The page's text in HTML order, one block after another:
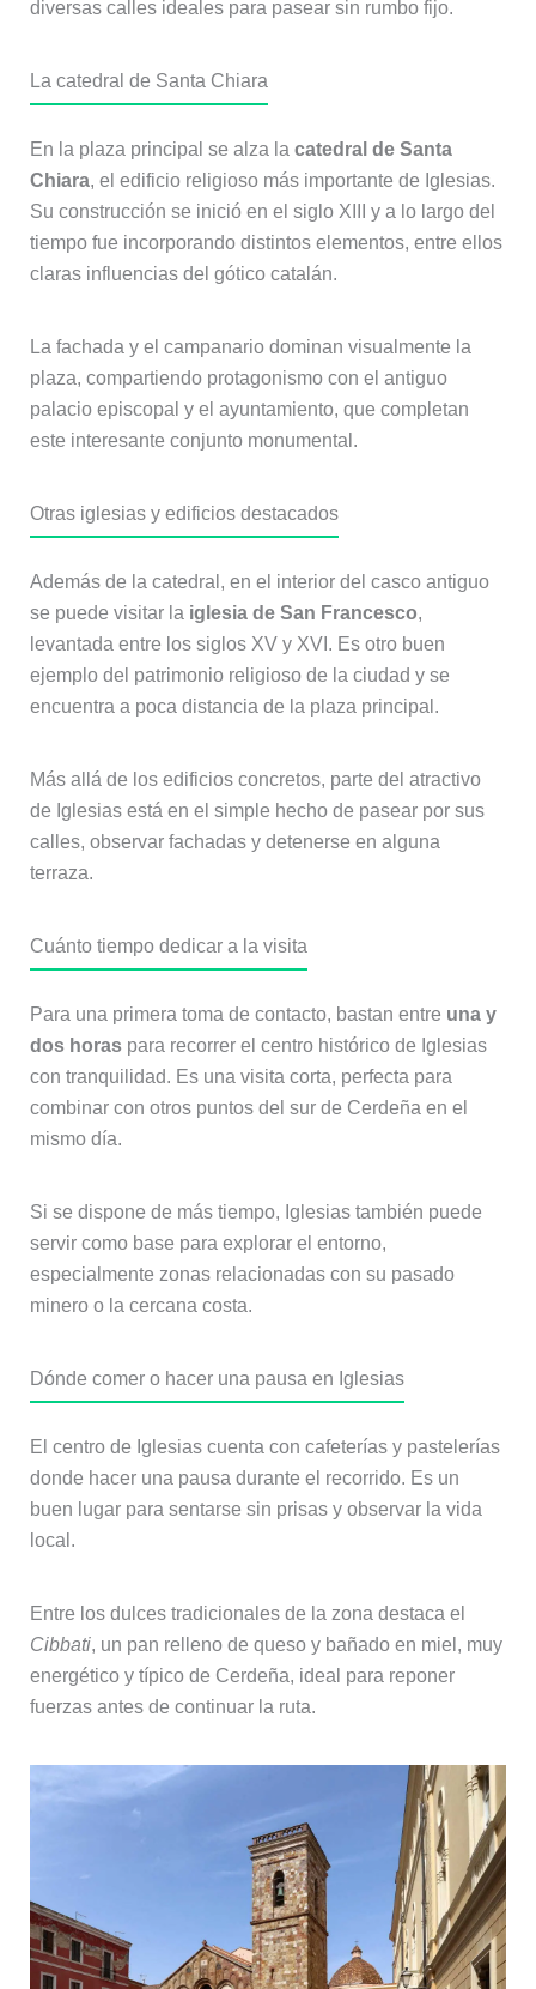
diversas calles ideales para pasear sin rumbo fijo.
La catedral de Santa Chiara
En la plaza principal se alza la catedral de Santa
Chiara, el edificio religioso más importante de Iglesias.
Su construcción se inició en el siglo XIII y a lo largo del
tiempo fue incorporando distintos elementos, entre ellos
claras influencias del gótico catalán.
La fachada y el campanario dominan visualmente la
plaza, compartiendo protagonismo con el antiguo
palacio episcopal y el ayuntamiento, que completan
este interesante conjunto monumental.
Otras iglesias y edificios destacados
Además de la catedral, en el interior del casco antiguo
se puede visitar la iglesia de San Francesco,
levantada entre los siglos XV y XVI. Es otro buen
ejemplo del patrimonio religioso de la ciudad y se
encuentra a poca distancia de la plaza principal.
Más allá de los edificios concretos, parte del atractivo
de Iglesias está en el simple hecho de pasear por sus
calles, observar fachadas y detenerse en alguna
terraza.
Cuánto tiempo dedicar a la visita
Para una primera toma de contacto, bastan entre una y
dos horaspara recorrer el centro histórico de Iglesias
con tranquilidad. Es una visita corta, perfecta para
combinar con otros puntos del sur de Cerdeña en el
mismo día.
Si se dispone de más tiempo, Iglesias también puede
servir como base para explorar el entorno,
especialmente zonas relacionadas con su pasado
minero o la cercana costa.
Dónde comer o hacer una pausa en Iglesias
El centro de Iglesias cuenta con cafeterías y pastelerías
donde hacer una pausa durante el recorrido. Es un
buen lugar para sentarse sin prisas y observar la vida
local.
Entre los dulces tradicionales de la zona destaca el
Cibbati, un pan relleno de queso y bañado en miel, muy
energético y típico de Cerdeña, ideal para reponer
fuerzas antes de continuar la ruta.